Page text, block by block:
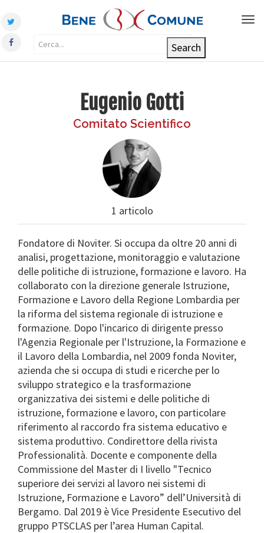
Eugenio Gotti
Comitato Scientifico
1 articolo
Fondatore di Noviter. Si occupa da oltre 20 anni di
analisi, progettazione, monitoraggio e valutazione
delle politiche di istruzione, formazione e lavoro. Ha
collaborato con la direzione generale Istruzione,
Formazione e Lavoro della Regione Lombardia per
la riforma del sistema regionale di istruzione e
formazione. Dopo l'incarico di dirigente presso
l'Agenzia Regionale per l'Istruzione, la Formazione e
il Lavoro della Lombardia, nel 2009 fonda Noviter,
azienda che si occupa di studi e ricerche per lo
sviluppo strategico e la trasformazione
organizzativa dei sistemi e delle politiche di
istruzione, formazione e lavoro, con particolare
riferimento al raccordo fra sistema educativo e
sistema produttivo. Condirettore della rivista
Professionalità. Docente e componente della
Commissione del Master di I livello "Tecnico
superiore dei servizi al lavoro nei sistemi di
Istruzione, Formazione e Lavoro” dell’Università di
Bergamo. Dal 2019 è Vice Presidente Esecutivo del
gruppo PTSCLAS per l’area Human Capital.